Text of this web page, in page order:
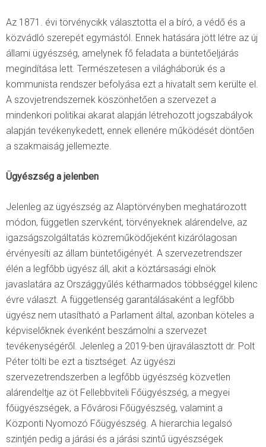
Az 1871. évi törvénycikk választotta el a bíró, a védő és a
közvádló szerepét egymástól. Ennek hatására jött létre az új
állami ügyészség, amelynek fő feladata a büntetőeljárás
megindítása lett. Természetesen a világháborúk és a
kommunista rendszer befolyása ezt a hivatalt sem kerülte el.
A szovjetrendszernek köszönhetően a szervezet a
mindenkori politikai akarat alapján létrehozott jogszabályok
alapján tevékenykedett, ennek ellenére működését döntően
a szakmaiság jellemezte.
Ügyészség a jelenben
Jelenleg az ügyészség az Alaptörvényben meghatározott
módon, független szervként, törvényeknek alárendelve, az
igazságszolgáltatás közreműködőjeként kizárólagosan
érvényesíti az állam büntetőigényét. A szervezetrendszer
élén a legfőbb ügyész áll, akit a köztársasági elnök
javaslatára az Országgyűlés kétharmados többséggel kilenc
évre választ. A függetlenség garantálásaként a legfőbb
ügyész nem utasítható a Parlament által, azonban köteles a
képviselőknek évenként beszámolni a szervezet
tevékenységéről. Jelenleg a 2019-ben újraválasztott dr. Polt
Péter tölti be ezt a tisztséget. Az ügyészi
szervezetrendszerben a legfőbb ügyészség közvetlen
alárendeltje az öt Fellebbviteli Főügyészség, a megyei
főügyészségek, a Fővárosi Főügyészség, valamint a
Központi Nyomozó Főügyészség. A hierarchia legalsó
szintjén pedig a járási és a járási szintű ügyészségek